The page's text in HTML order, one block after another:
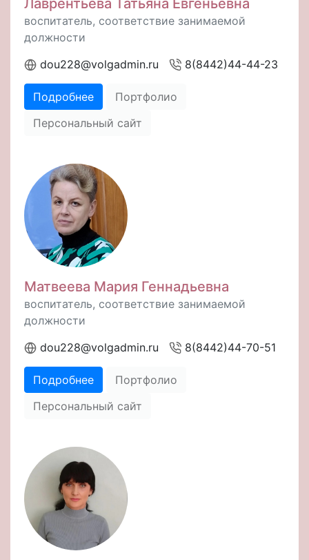
воспитатель, соответствие занимаемой
должности
dou228@volgadmin.ru
8(8442)44-44-23
Подробнее
Портфолио
Персональный сайт
Матвеева Мария Геннадьевна
воспитатель, соответствие занимаемой
должности
dou228@volgadmin.ru
8(8442)44-70-51
Подробнее
Портфолио
Персональный сайт